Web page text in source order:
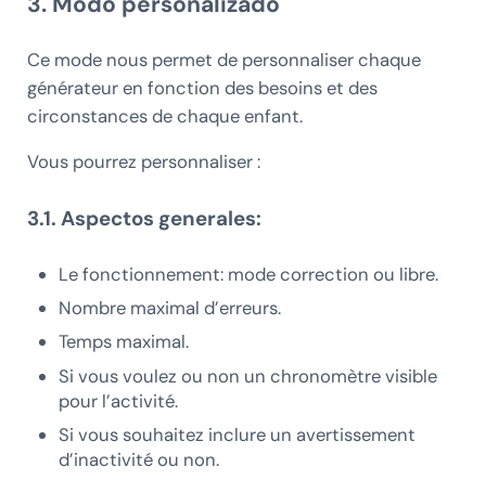
Ce mode nous permet de personnaliser chaque
générateur en fonction des besoins et des
circonstances de chaque enfant.
Vous pourrez personnaliser :
3.1. Aspectos generales:
Le fonctionnement: mode correction ou libre.
Nombre maximal d’erreurs.
Temps maximal.
Si vous voulez ou non un chronomètre visible
pour l’activité.
Si vous souhaitez inclure un avertissement
d’inactivité ou non.